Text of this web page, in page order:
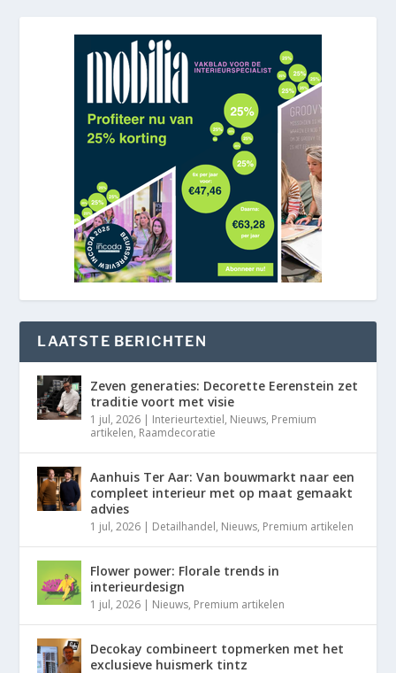
LAATSTE BERICHTEN
Zeven generaties: Decorette Eerenstein zet
traditie voort met visie
1 jul, 2026 Interieurtextiel, Nieuws, Premium
artikelen, Raamdecoratie
Aanhuis Ter Aar: Van bouwmarkt naar een
compleet interieur met op maat gemaakt
advies
1 jul, 2026 Detailhandel, Nieuws, Premium artikelen
Flower power: Florale trends in
interieurdesign
1 jul, 2026 Nieuws, Premium artikelen
Decokay combineert topmerken met het
exclusieve huismerk tintz